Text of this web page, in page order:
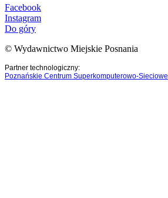
Facebook
Instagram
Do góry
© Wydawnictwo Miejskie Posnania
Partner technologiczny:
Poznańskie Centrum Superkomputerowo-Sieciowe